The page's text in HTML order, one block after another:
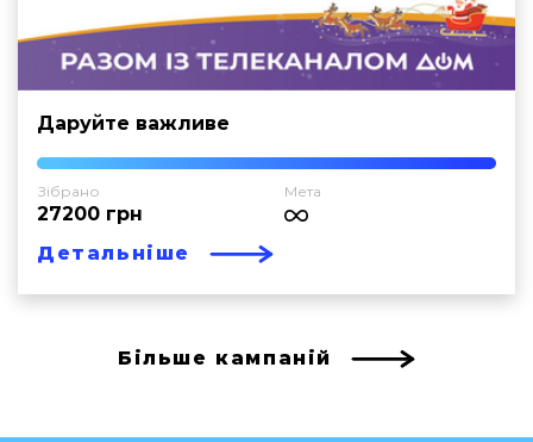
Даруйте важливе
Зібрано
27200 грн
Мета
Детальніше
Більше кампаній